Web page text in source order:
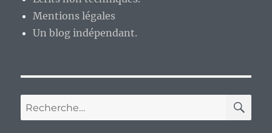
Mentions légales
Un blog indépendant.
Recherche
pour :